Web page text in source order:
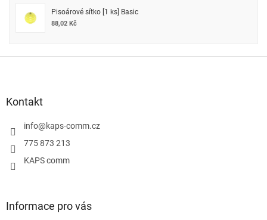
Pisoárové sítko [1 ks] Basic
88,02 Kč
Kontakt
info@kaps-comm.cz
775 873 213
KAPS comm
Informace pro vás